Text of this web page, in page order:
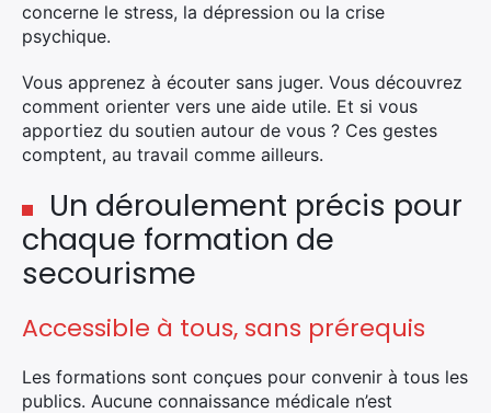
concerne le stress, la dépression ou la crise
psychique.
Vous apprenez à écouter sans juger. Vous découvrez
comment orienter vers une aide utile. Et si vous
apportiez du soutien autour de vous ? Ces gestes
comptent, au travail comme ailleurs.
Un déroulement précis pour
chaque formation de
secourisme
Accessible à tous, sans prérequis
Les formations sont conçues pour convenir à tous les
publics. Aucune connaissance médicale n’est